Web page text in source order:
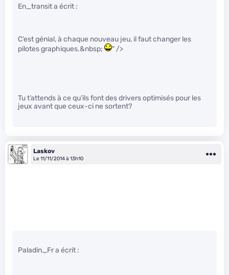
En_transit a écrit :
C’est génial, à chaque nouveau jeu, il faut changer les
pilotes graphiques.&nbsp;
" />
Tu t’attends à ce qu’ils font des drivers optimisés pour les
jeux avant que ceux-ci ne sortent?
Laskov
Le 11/11/2014 à 13h10
Paladin_Fr a écrit :